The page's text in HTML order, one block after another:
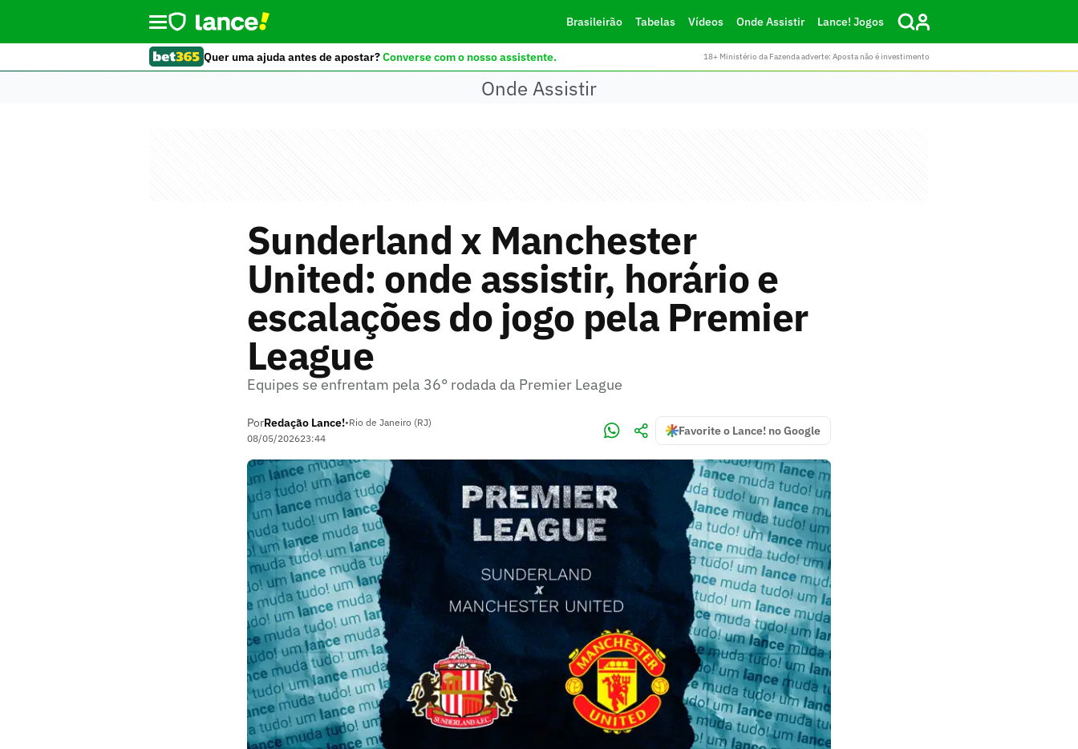
Brasileirão Tabelas Vídeos Onde Assistir Lance! Jogos
Quer uma ajuda antes de apostar?Converse com o nosso assistente. 18+ Ministério da Fazenda adverte: Aposta não é investimento
Onde Assistir
Sunderland x Manchester
United: onde assistir, horário e
escalações do jogo pela Premier
League
Equipes se enfrentam pela 36° rodada da Premier League
PorRedação Lance!•Rio de Janeiro (RJ)
08/05/202623:44
Favorite o Lance! no Google